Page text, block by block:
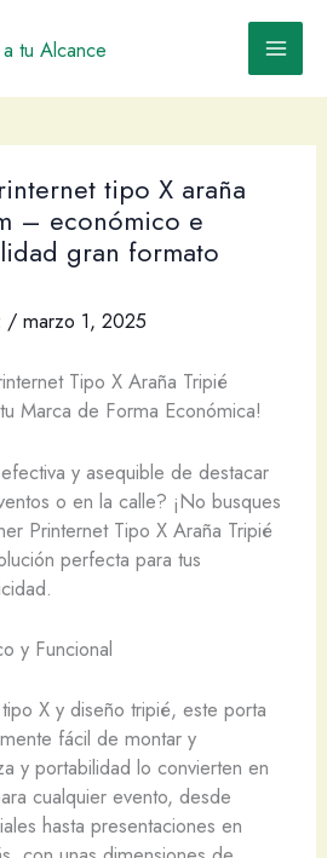
tipo X araña
– económico e
gran formato
/ marzo 1, 2025
Tipo X Araña Tripié
Marca de Forma Económica!
y asequible de destacar
o en la calle? ¡No busques
Printernet Tipo X Araña Tripié
perfecta para tus
y Funcional
X y diseño tripié, este porta
fácil de montar y
y portabilidad lo convierten en
cualquier evento, desde
hasta presentaciones en